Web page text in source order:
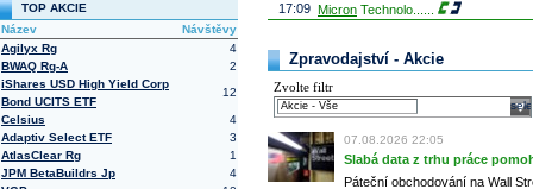
TOP AKCIE
Název
Návštěvy
Agilyx Rg
4
BWAQ Rg-A
2
iShares USD High Yield Corp
Bond UCITS ETF
12
Celsius
4
Adaptiv Select ETF
3
AtlasClear Rg
1
JPM BetaBuildrs Jp
4
17:09 Micron Technolo
16:26
Objem obchodů s akciemi na
obchodů za poslední rok je 0,665
16:23 Zvýšení výroby balistických střel
nějakou dobu potrvá. Agentuře
Armin Papperger. Společná výroba
doplnit arzenál Spojeným státům,
(ČTK)
16:07 Conocophillips
Zpravodajství - Akcie
Zvolte filtr
07.08.2026 22:05
Slabá data z trhu práce
Páteční obchodování na Wall